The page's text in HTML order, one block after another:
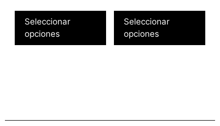
Seleccionar
opciones
Seleccionar
opciones